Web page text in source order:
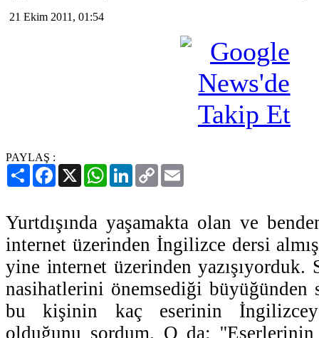
21 Ekim 2011, 01:54
PAYLAŞ :
PaylaşFacebook
X WhatsAppLinkedIn
Copy
Link
Yurtdışında yaşamakta olan ve
internet üzerinden İngilizce dersi
yine internet üzerinden
nasihatlerini önemsediği büyüğünden
bu kişinin kaç eserinin
olduğunu sordum. O da: